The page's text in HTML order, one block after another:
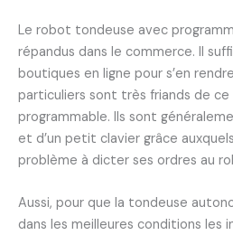
Le robot tondeuse avec
répandus dans le commerce. Il
boutiques en ligne pour s’en
particuliers sont très friands de ce
programmable. Ils sont
et d’un petit clavier grâce
problème à dicter ses ordres au
Aussi, pour que la tondeuse
dans les meilleures conditions les